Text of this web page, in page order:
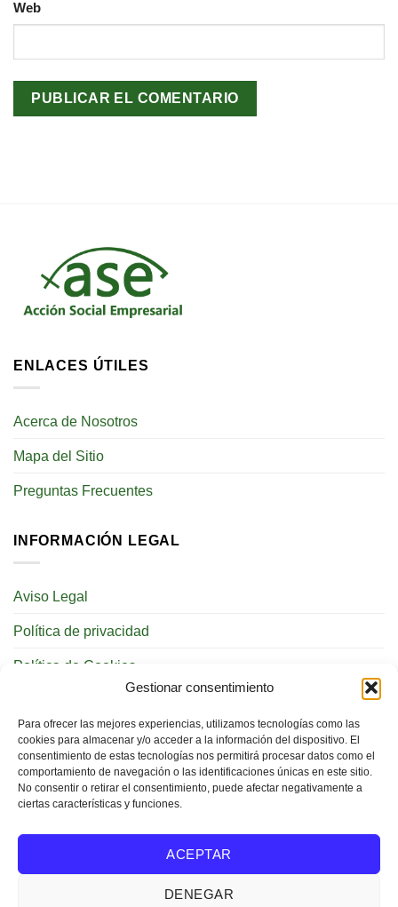
Gestionar consentimiento
Para ofrecer las mejores experiencias, utilizamos tecnologías como las
cookies para almacenar y/o acceder a la información del dispositivo. El
consentimiento de estas tecnologías nos permitirá procesar datos como el
comportamiento de navegación o las identificaciones únicas en este sitio.
No consentir o retirar el consentimiento, puede afectar negativamente a
ciertas características y funciones.
ACEPTAR
DENEGAR
Web
ENLACES ÚTILES
Acerca de Nosotros
Mapa del Sitio
Preguntas Frecuentes
INFORMACIÓN LEGAL
Aviso Legal
Política de privacidad
Política de Cookies